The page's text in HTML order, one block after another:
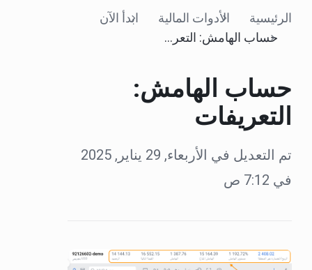
الرئيسية الأدوات المالية
ابدأ الآن
حساب الهامش: التعريفات
حساب الهامش:
التعريفات
تم التعديل في الأربعاء, 29 يناير, 2025
في 7:12 ص